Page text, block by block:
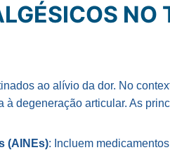
NO
ao alívio da dor. No
à degeneração articular. As
(AINEs): Incluem